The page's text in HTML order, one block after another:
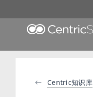
Centric知识库